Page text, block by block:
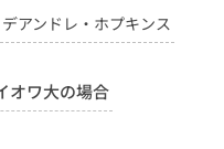
デアンドレ・ホプキンス
オワ大の場合